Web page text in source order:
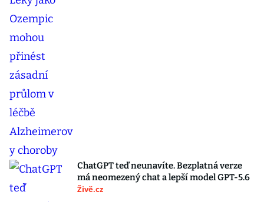
ChatGPT teď neunavíte. Bezplatná verze
má neomezený chat a lepší model GPT-5.6
Živě.cz